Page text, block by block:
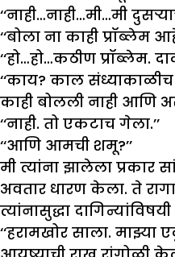
‘‘नाही…नाही…मी…मी
‘‘बोला ना काही प्रॉब्लेम
‘‘हो…हो…कठीण प्रॉब्लेम.
‘‘काय? काल
काही बोलली नाही आणि
‘‘नाही. तो एकटाच गेला.’’
‘‘आणि आमची शमू?’’
मी त्यांना झालेला प्रकार
अवतार धारण केला. ते
त्यांनासुद्धा
‘‘हरामखोर साला. माझ्या